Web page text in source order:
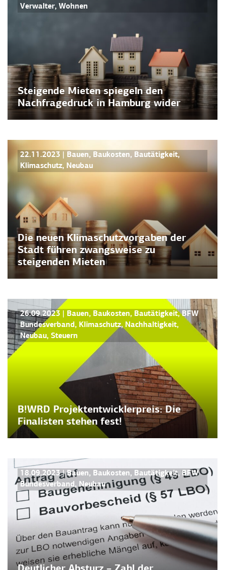
Verwalter, Wohnen
Steigende Mieten spiegeln den
Nachfragedruck in Hamburg wider
22.11.2023 Bauen, Baukosten, Bautätigkeit,
Klimaschutz, Neubau
Die neuen Klimaschutzvorgaben der
Stadt führen zwangsweise zu
steigenden Mieten
PRESSEMITTEILUNGEN
26.09.2023 Bauen, Baukosten, Bautätigkeit,BFW
Bundesverband, Klimaschutz, Nachhaltigkeit,
Neubau, Steuern
B!WRD Projektentwicklerpreis: Die
Finalisten stehen fest!
PRESSEMITTEILUNGEN
18.09.2023 |Bauen, Baukosten, Bautätigkeit, BFW
Bundesverband , Neubau